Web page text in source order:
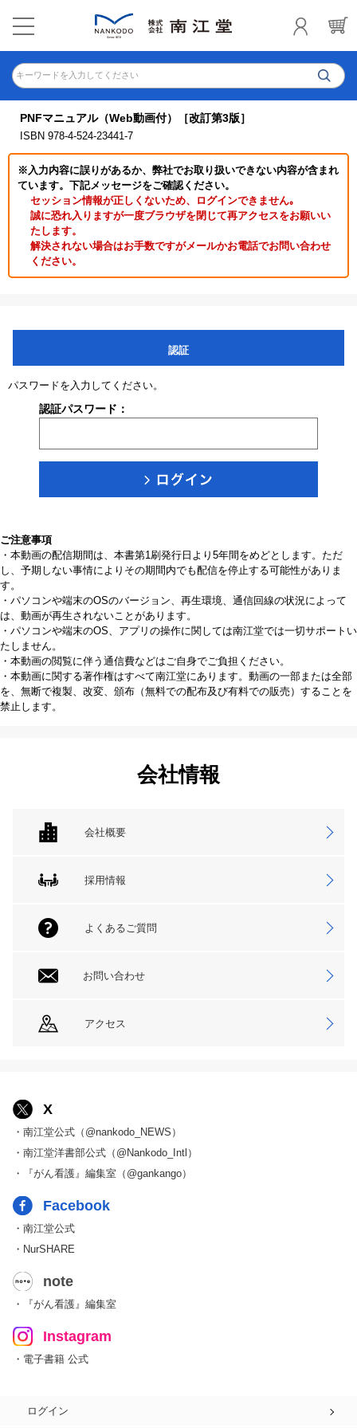
キーワードを入力してください
PNFマニュアル（Web動画付）［改訂第3版］
ISBN 978-4-524-23441-7
※入力内容に誤りがあるか、弊社でお取り扱いできない内容が含まれ
ています。下記メッセージをご確認ください。
セッション情報が正しくないため、ログインできません｡
誠に恐れ入りますが一度ブラウザを閉じて再アクセスをお願いい
たします。
解決されない場合はお手数ですがメールかお電話でお問い合わせ
ください。
認証
パスワードを入力してください。
認証パスワード：
ご注意事項
・本動画の配信期間は、本書第1刷発行日より5年間をめどとします。ただ
し、予期しない事情によりその期間内でも配信を停止する可能性がありま
す。
・パソコンや端末のOSのバージョン、再生環境、通信回線の状況によって
は、動画が再生されないことがあります。
・パソコンや端末のOS、アプリの操作に関しては南江堂では一切サポートい
たしません。
・本動画の閲覧に伴う通信費などはご自身でご負担ください。
・本動画に関する著作権はすべて南江堂にあります。動画の一部または全部
を、無断で複製、改変、頒布（無料での配布及び有料での販売）することを
禁止します。
会社情報
会社概要
採用情報
よくあるご質問
お問い合わせ
アクセス
X
・南江堂公式（@nankodo_NEWS）
・南江堂洋書部公式（@Nankodo_Intl）
・『がん看護』編集室（@gankango）
Facebook
・南江堂公式
・NurSHARE
note
・『がん看護』編集室
Instagram
・電子書籍 公式
ログイン